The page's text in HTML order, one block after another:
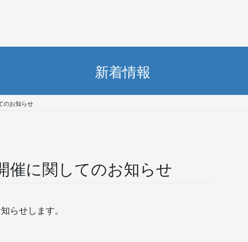
新着情報
のお知らせ
催に関してのお知らせ
らせします。